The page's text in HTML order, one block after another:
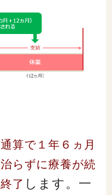
算で１年６ヵ月
らずに療養が続
了 します。一